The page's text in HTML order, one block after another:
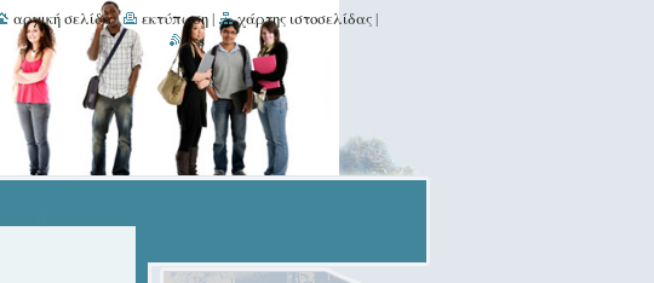
αρχική σελίδα| εκτύπωση| χάρτης ιστοσελίδας |
rss